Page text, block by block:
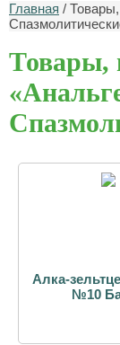
Главная / Товары,
Товары,
Алка-
№10